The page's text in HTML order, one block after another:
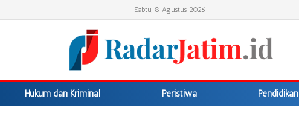
Sabtu, 8 Agustus 2026
Hukum dan Kriminal Peristiwa Pendidikan